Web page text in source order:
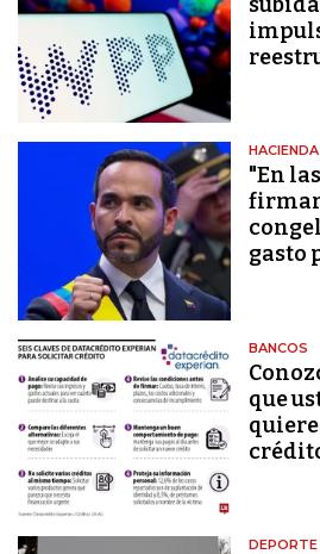
HACIENDA
"En
gasto
BANCOS
que
DEPORTE